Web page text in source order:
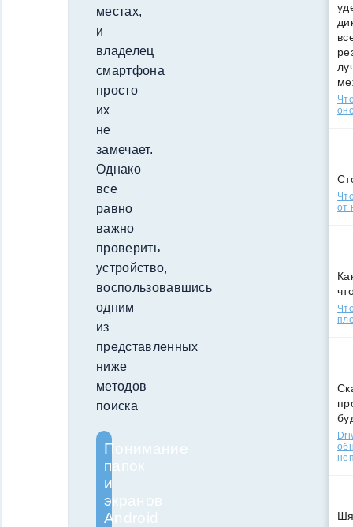
местах,
и
владелец
смартфона
просто
их
не
замечает.
Однако
все
равно
важно
проверить
устройство,
воспользовавшись
одним
из
представленных
ниже
методов
поиска
Понимание
папок
и
экранов
Android
от